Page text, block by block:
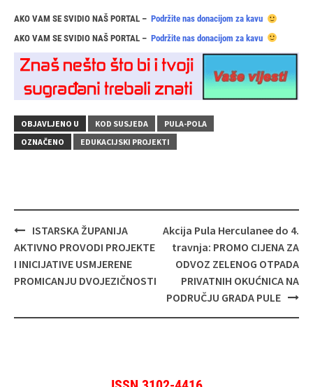
AKO VAM SE SVIDIO NAŠ PORTAL – Podržite nas donacijom za kavu
AKO VAM SE SVIDIO NAŠ PORTAL – Podržite nas donacijom za kavu
OBJAVLJENO U KOD SUSJEDA
PULA-POLA
OZNAČENO
EDUKACIJSKI PROJEKTI
Navigacija
objava
ISTARSKA ŽUPANIJA
AKTIVNO PROVODI PROJEKTE
I INICIJATIVE USMJERENE
PROMICANJU DVOJEZIČNOSTI
Akcija Pula Herculanee do 4.
travnja: PROMO CIJENA ZA
ODVOZ ZELENOG OTPADA
PRIVATNIH OKUĆNICA NA
PODRUČJU GRADA PULE